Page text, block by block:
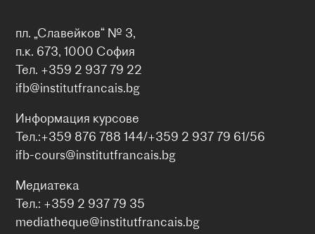
пл. „Славейков“ № 3,
п.к. 673, 1000 София
Тел. +359 2 937 79 22
ifb@institutfrancais.bg
Информация курсове
Тел.:+359 876 788 144/+359 2 937 79 61/56
ifb-cours@institutfrancais.bg
Медиатека
Тел.: +359 2 937 79 35
mediatheque@institutfrancais.bg